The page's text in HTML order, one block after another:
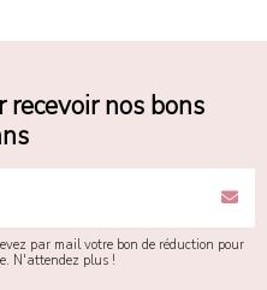
recevoir nos bons
par mail votre bon de réduction pour
N'attendez plus !